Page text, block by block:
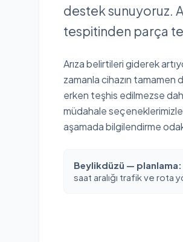
destek sunuyoruz.
tespitinden parça
Arıza belirtileri giderek
zamanla cihazın tamamen
erken teşhis edilmezse
müdahale seçeneklerimizle
aşamada bilgilendirme
Beylikdüzü — planlama:
saat aralığı trafik ve rota